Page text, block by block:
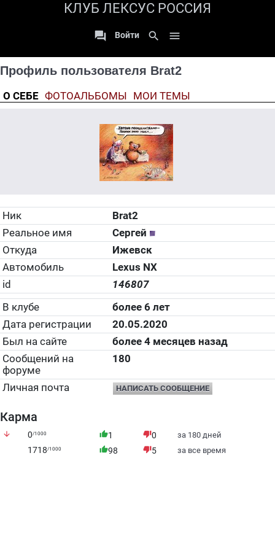
КЛУБ ЛЕКСУС РОССИЯ
 Войти search 
Профиль пользователя Brat2
О СЕБЕ ФОТОАЛЬБОМЫ МОИ ТЕМЫ
Ник
Brat2
Реальное имя
Сергей
Откуда
Ижевск
Автомобиль
Lexus NX
id
146807
В клубе
более 6 лет
Дата регистрации
20.05.2020
Был на сайте
более 4 месяцев назад
Сообщений на
форуме
180
Личная почта НАПИСАТЬ СООБЩЕНИЕ
Карма
arrow_downward 0/1000 thumb_up1 thumb_down0 за 180 дней
1718/1000 thumb_up98 thumb_down5 за все время